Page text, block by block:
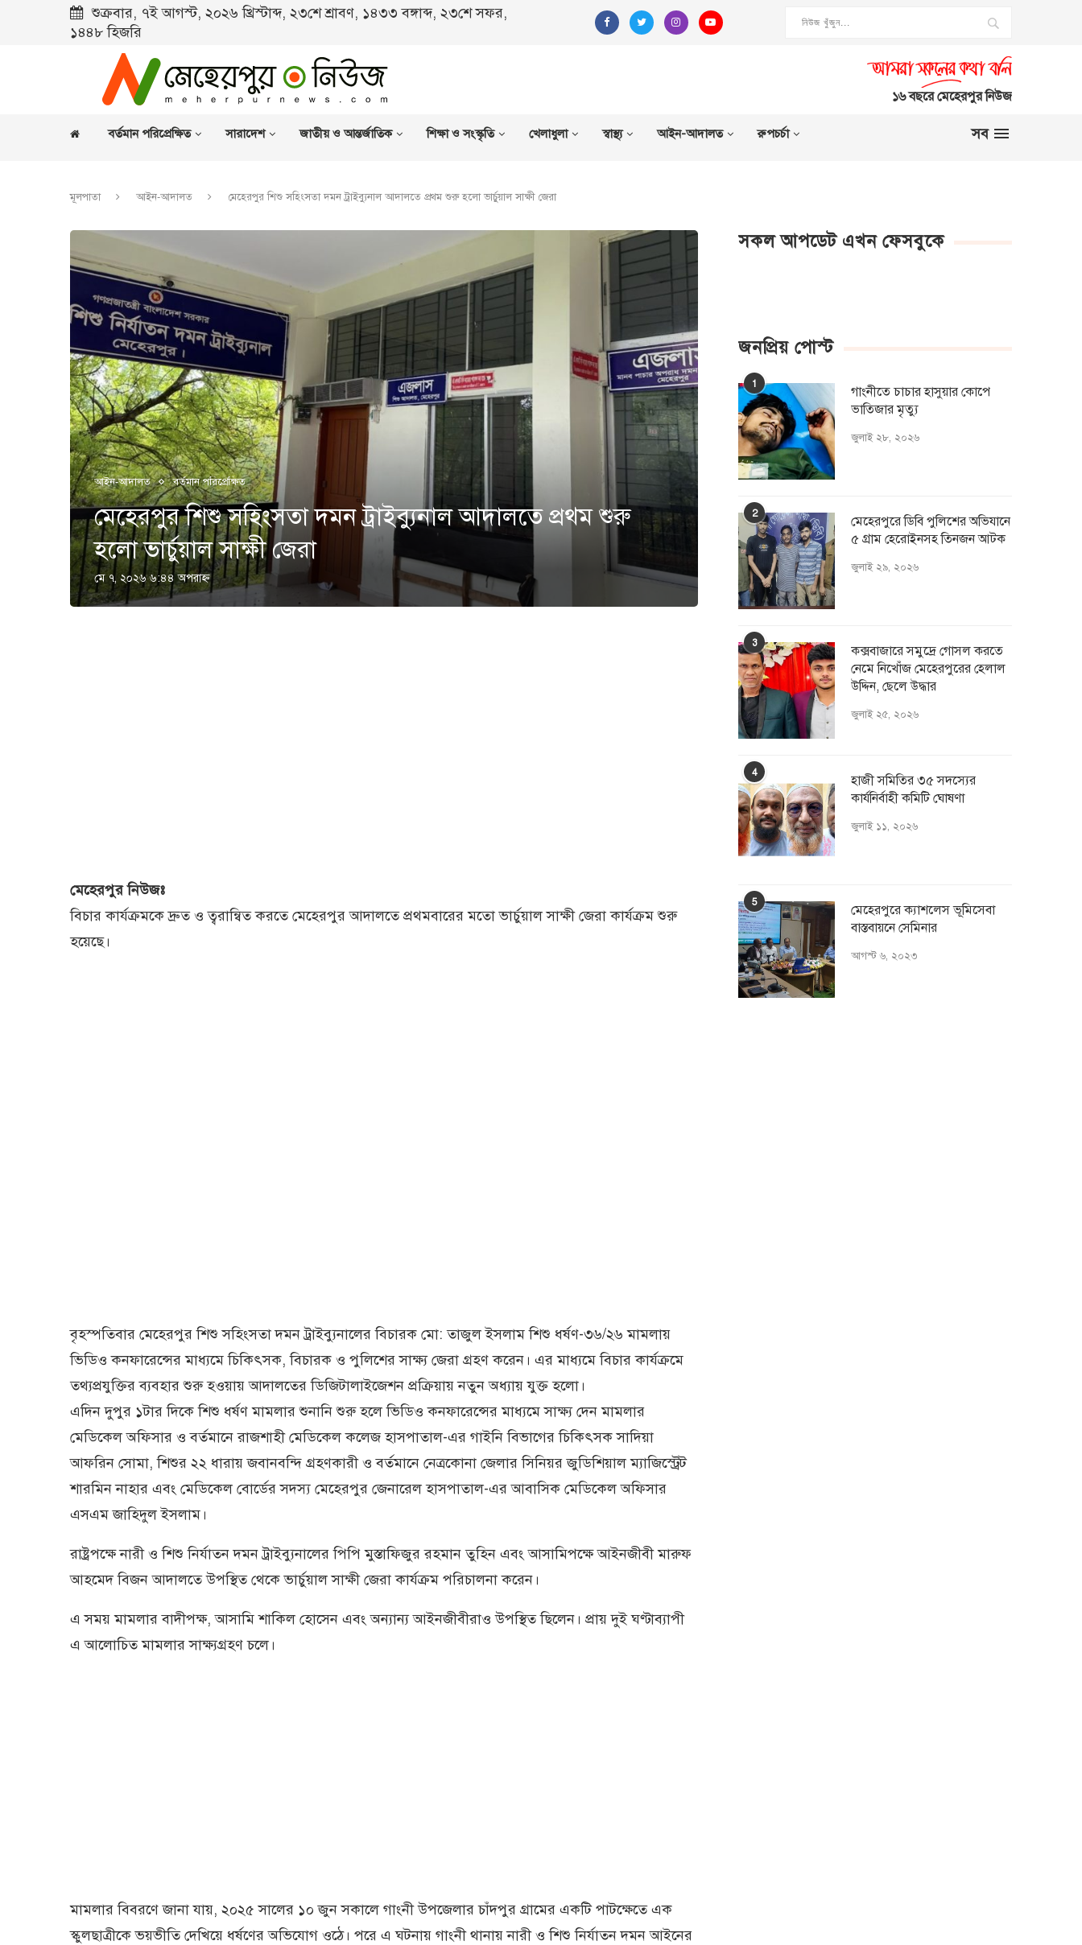
শুক্রবার, ৭ই আগস্ট, ২০২৬ খ্রিস্টাব্দ, ২৩শে শ্রাবণ, ১৪৩৩ বঙ্গাব্দ, ২৩শে সফর,
১৪৪৮ হিজরি
১৬ বছরে মেহেরপুর নিউজ
বর্তমান পরিপ্রেক্ষিত সারাদেশ জাতীয় ও আন্তর্জাতিক শিক্ষা ও সংস্কৃতি খেলাধুলা স্বাস্থ্য আইন-আদালত রুপচর্চা সব
মূলপাতা আইন-আদালত মেহেরপুর শিশু সহিংসতা দমন ট্রাইব্যুনাল আদালতে প্রথম শুরু হলো ভার্চুয়াল সাক্ষী জেরা
আইন-আদালত বর্তমান পরিপ্রেক্ষিত
মেহেরপুর শিশু সহিংসতা দমন ট্রাইব্যুনাল আদালতে প্রথম শুরু
হলো ভার্চুয়াল সাক্ষী জেরা
মে ৭, ২০২৬ ৬:৪৪ অপরাহ্ণ
মেহেরপুর নিউজঃ
বিচার কার্যক্রমকে দ্রুত ও ত্বরান্বিত করতে মেহেরপুর আদালতে প্রথমবারের মতো ভার্চুয়াল সাক্ষী জেরা কার্যক্রম শুরু
হয়েছে।
বৃহস্পতিবার মেহেরপুর শিশু সহিংসতা দমন ট্রাইব্যুনালের বিচারক মো: তাজুল ইসলাম শিশু ধর্ষণ-৩৬/২৬ মামলায়
ভিডিও কনফারেন্সের মাধ্যমে চিকিৎসক, বিচারক ও পুলিশের সাক্ষ্য জেরা গ্রহণ করেন। এর মাধ্যমে বিচার কার্যক্রমে
তথ্যপ্রযুক্তির ব্যবহার শুরু হওয়ায় আদালতের ডিজিটালাইজেশন প্রক্রিয়ায় নতুন অধ্যায় যুক্ত হলো।
এদিন দুপুর ১টার দিকে শিশু ধর্ষণ মামলার শুনানি শুরু হলে ভিডিও কনফারেন্সের মাধ্যমে সাক্ষ্য দেন মামলার
মেডিকেল অফিসার ও বর্তমানে রাজশাহী মেডিকেল কলেজ হাসপাতাল-এর গাইনি বিভাগের চিকিৎসক সাদিয়া
আফরিন সোমা, শিশুর ২২ ধারায় জবানবন্দি গ্রহণকারী ও বর্তমানে নেত্রকোনা জেলার সিনিয়র জুডিশিয়াল ম্যাজিস্ট্রেট
শারমিন নাহার এবং মেডিকেল বোর্ডের সদস্য মেহেরপুর জেনারেল হাসপাতাল-এর আবাসিক মেডিকেল অফিসার
এসএম জাহিদুল ইসলাম।
রাষ্ট্রপক্ষে নারী ও শিশু নির্যাতন দমন ট্রাইব্যুনালের পিপি মুস্তাফিজুর রহমান তুহিন এবং আসামিপক্ষে আইনজীবী মারুফ
আহমেদ বিজন আদালতে উপস্থিত থেকে ভার্চুয়াল সাক্ষী জেরা কার্যক্রম পরিচালনা করেন।
এ সময় মামলার বাদীপক্ষ, আসামি শাকিল হোসেন এবং অন্যান্য আইনজীবীরাও উপস্থিত ছিলেন। প্রায় দুই ঘণ্টাব্যাপী
এ আলোচিত মামলার সাক্ষ্যগ্রহণ চলে।
মামলার বিবরণে জানা যায়, ২০২৫ সালের ১০ জুন সকালে গাংনী উপজেলার চাঁদপুর গ্রামের একটি পাটক্ষেতে এক
স্কুলছাত্রীকে ভয়ভীতি দেখিয়ে ধর্ষণের অভিযোগ ওঠে। পরে এ ঘটনায় গাংনী থানায় নারী ও শিশু নির্যাতন দমন আইনের
সকল আপডেট এখন ফেসবুকে
জনপ্রিয় পোস্ট
1
গাংনীতে চাচার হাসুয়ার কােপে
ভাতিজার মৃত্যু
জুলাই ২৮, ২০২৬
2
মেহেরপুরে ডিবি পুলিশের অভিযানে
৫ গ্রাম হেরোইনসহ তিনজন আটক
জুলাই ২৯, ২০২৬
3
কক্সবাজারে সমুদ্রে গোসল করতে
নেমে নিখোঁজ মেহেরপুরের হেলাল
উদ্দিন, ছেলে উদ্ধার
জুলাই ২৫, ২০২৬
4
হাজী সমিতির ৩৫ সদস্যের
কার্যনির্বাহী কমিটি ঘোষণা
জুলাই ১১, ২০২৬
5
মেহেরপুরে ক্যাশলেস ভূমিসেবা
বাস্তবায়নে সেমিনার
আগস্ট ৬, ২০২৩